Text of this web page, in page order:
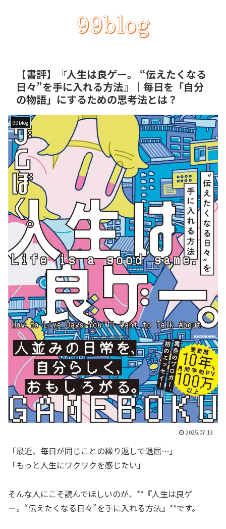
【書評】『人生は良ゲー。 “伝えたくなる
日々”を手に入れる方法』｜毎日を「自分
の物語」にするための思考法とは？
99blog
2025.07.13
「最近、毎日が同じことの繰り返しで退屈…」
「もっと人生にワクワクを感じたい」
そんな人にこそ読んでほしいのが、**『人生は良ゲ
ー。“伝えたくなる日々”を手に入れる方法』**です。